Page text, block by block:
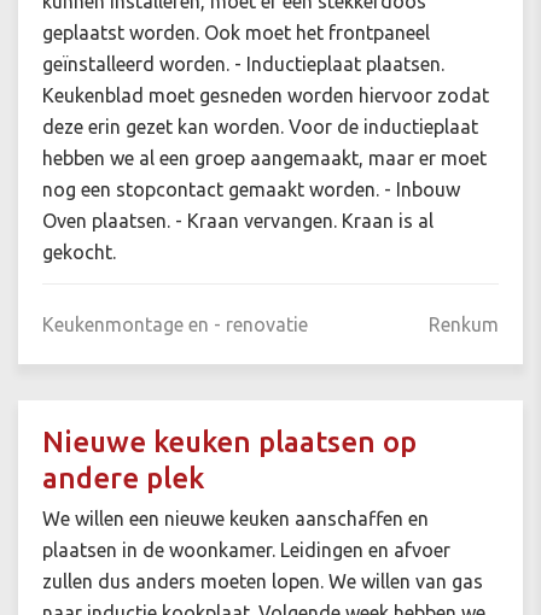
geplaatst worden. Ook moet het frontpaneel
geïnstalleerd worden. - Inductieplaat plaatsen.
Keukenblad moet gesneden worden hiervoor zodat
deze erin gezet kan worden. Voor de inductieplaat
hebben we al een groep aangemaakt, maar er moet
nog een stopcontact gemaakt worden. - Inbouw
Oven plaatsen. - Kraan vervangen. Kraan is al
gekocht.
Keukenmontage en - renovatie Renkum
Nieuwe keuken plaatsen op
andere plek
We willen een nieuwe keuken aanschaffen en
plaatsen in de woonkamer. Leidingen en afvoer
zullen dus anders moeten lopen. We willen van gas